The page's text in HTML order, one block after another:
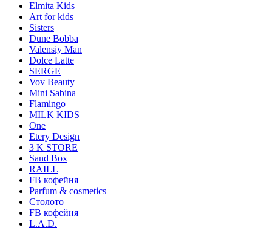
Elmita Kids
Art for kids
Sisters
Dune Bobba
Valensiy Man
Dolce Latte
SERGE
Vov Beauty
Mini Sabina
Flamingo
MILK KIDS
One
Etery Design
3 K STORE
Sand Box
RAILL
FB кофейня
Parfum & cosmetics
Столото
FB кофейня
L.A.D.